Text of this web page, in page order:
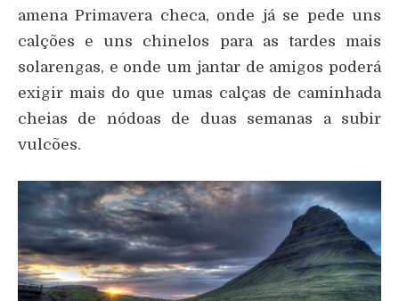
amena Primavera checa, onde já se pede uns
calções e uns chinelos para as tardes mais
solarengas, e onde um jantar de amigos poderá
exigir mais do que umas calças de caminhada
cheias de nódoas de duas semanas a subir
vulcões.